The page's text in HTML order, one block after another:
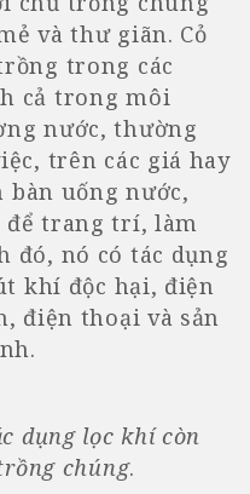
và thư giãn. Cỏ
trong các
cả trong môi
nước, thường
trên các giá hay
uống nước,
để trang trí, làm
đó, nó có tác dụng
khí độc hại, điện
điện thoại và sản
dụng lọc khí còn
chúng.